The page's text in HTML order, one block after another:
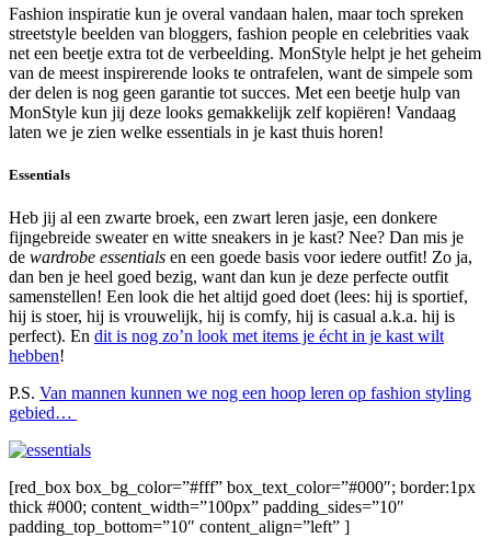
Fashion inspiratie kun je overal vandaan halen, maar toch spreken
streetstyle beelden van bloggers, fashion people en celebrities vaak
net een beetje extra tot de verbeelding. MonStyle helpt je het geheim
van de meest inspirerende looks te ontrafelen, want de simpele som
der delen is nog geen garantie tot succes. Met een beetje hulp van
MonStyle kun jij deze looks gemakkelijk zelf kopiëren! Vandaag
laten we je zien welke essentials in je kast thuis horen!
Essentials
Heb jij al een zwarte broek, een zwart leren jasje, een donkere
fijngebreide sweater en witte sneakers in je kast? Nee? Dan mis je
de wardrobe essentials en een goede basis voor iedere outfit! Zo ja,
dan ben je heel goed bezig, want dan kun je deze perfecte outfit
samenstellen! Een look die het altijd goed doet (lees: hij is sportief,
hij is stoer, hij is vrouwelijk, hij is comfy, hij is casual a.k.a. hij is
perfect). En dit is nog zo’n look met items je écht in je kast wilt
hebben!
P.S. Van mannen kunnen we nog een hoop leren op fashion styling
gebied…
[red_box box_bg_color=”#fff” box_text_color=”#000″; border:1px
thick #000; content_width=”100px” padding_sides=”10″
padding_top_bottom=”10″ content_align=”left” ]